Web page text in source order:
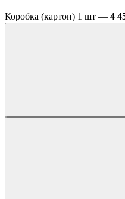
Коробка (картон) 1 шт — 4